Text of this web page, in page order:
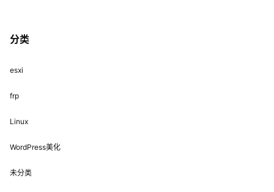
分类
esxi
frp
Linux
WordPress美化
未分类